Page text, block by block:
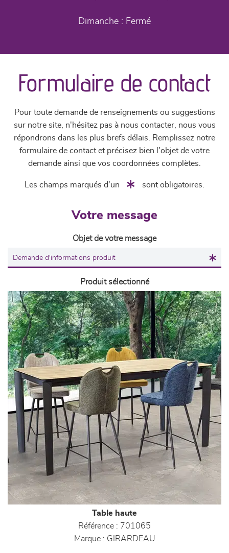
Dimanche : Fermé
Formulaire de contact
Pour toute demande de renseignements ou suggestions
sur notre site, n'hésitez pas à nous contacter, nous vous
répondrons dans les plus brefs délais. Remplissez notre
formulaire de contact et précisez bien l'objet de votre
demande ainsi que vos coordonnées complètes.
Les champs marqués d'un sont obligatoires.
Votre message
Objet de votre message
Produit sélectionné
Table haute
Référence : 701065
Marque : GIRARDEAU